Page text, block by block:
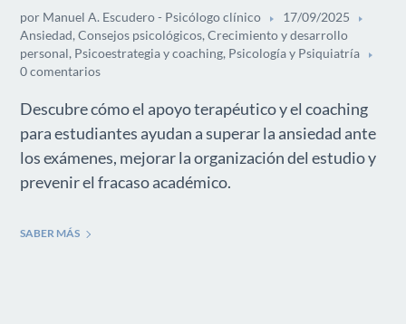
por Manuel A. Escudero - Psicólogo clínico
17/09/2025
Ansiedad,Consejos psicológicos,Crecimiento y desarrollo
personal, Psicoestrategia y coaching, Psicología y Psiquiatría
0 comentarios
Descubre cómo el apoyo terapéutico y el coaching
para estudiantes ayudan a superar la ansiedad ante
los exámenes, mejorar la organización del estudio y
prevenir el fracaso académico.
SABER MÁS